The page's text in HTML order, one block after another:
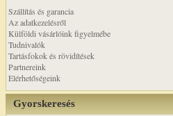
Szállítás és garancia
Az adatkezelésről
Külföldi vásárlóink figyelmébe
Tudnivalók
Tartásfokok és rövidítések
Partnereink
Elérhetőségeink
Gyorskeresés